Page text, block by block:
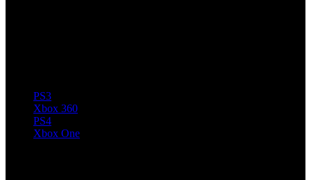
PS3
Xbox 360
PS4
Xbox One